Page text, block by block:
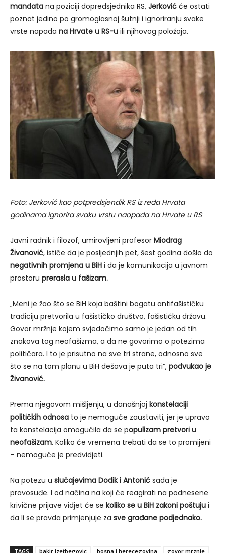
mandata na poziciji dopredsjednika RS, Jerković će ostati
poznat jedino po gromoglasnoj šutnji i ignoriranju svake
vrste napada na Hrvate u RS-u ili njihovog položaja.
Foto: Jerković kao potpredsjendik RS iz reda Hrvata
godinama ignorira svaku vrstu naopada na Hrvate u RS
Javni radnik i filozof, umirovljeni profesor Miodrag
Živanović, ističe da je posljednjih pet, šest godina došlo do
negativnih promjena u BiH i da je komunikacija u javnom
prostoru prerasla u fašizam.
„Meni je žao što se BiH koja baštini bogatu antifašističku
tradiciju pretvorila u fašističko društvo, fašističku državu.
Govor mržnje kojem svjedočimo samo je jedan od tih
znakova tog neofašizma, a da ne govorimo o potezima
političara. I to je prisutno na sve tri strane, odnosno sve
što se na tom planu u BiH dešava je puta tri“, podvukao je
Živanović.
Prema njegovom mišljenju, u današnjoj konstelaciji
političkih odnosa to je nemoguće zaustaviti, jer je upravo
ta konstelacija omogućila da se populizam pretvori u
neofašizam. Koliko će vremena trebati da se to promijeni
– nemoguće je predvidjeti.
Na potezu u slučajevima Dodik i Antonić sada je
pravosuđe. I od načina na koji će reagirati na podnesene
krivične prijave vidjet će se koliko se u BiH zakoni poštuju i
da li se pravda primjenjuje za sve građane podjednako.
TAGS bakir izetbegovic bosna i herecegovina govor mrznje